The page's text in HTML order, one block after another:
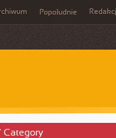
Popołudnie
Category